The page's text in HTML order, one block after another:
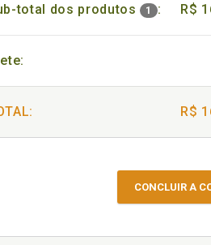
total dos produtos 1 : R$
R$
CONCLUIR A